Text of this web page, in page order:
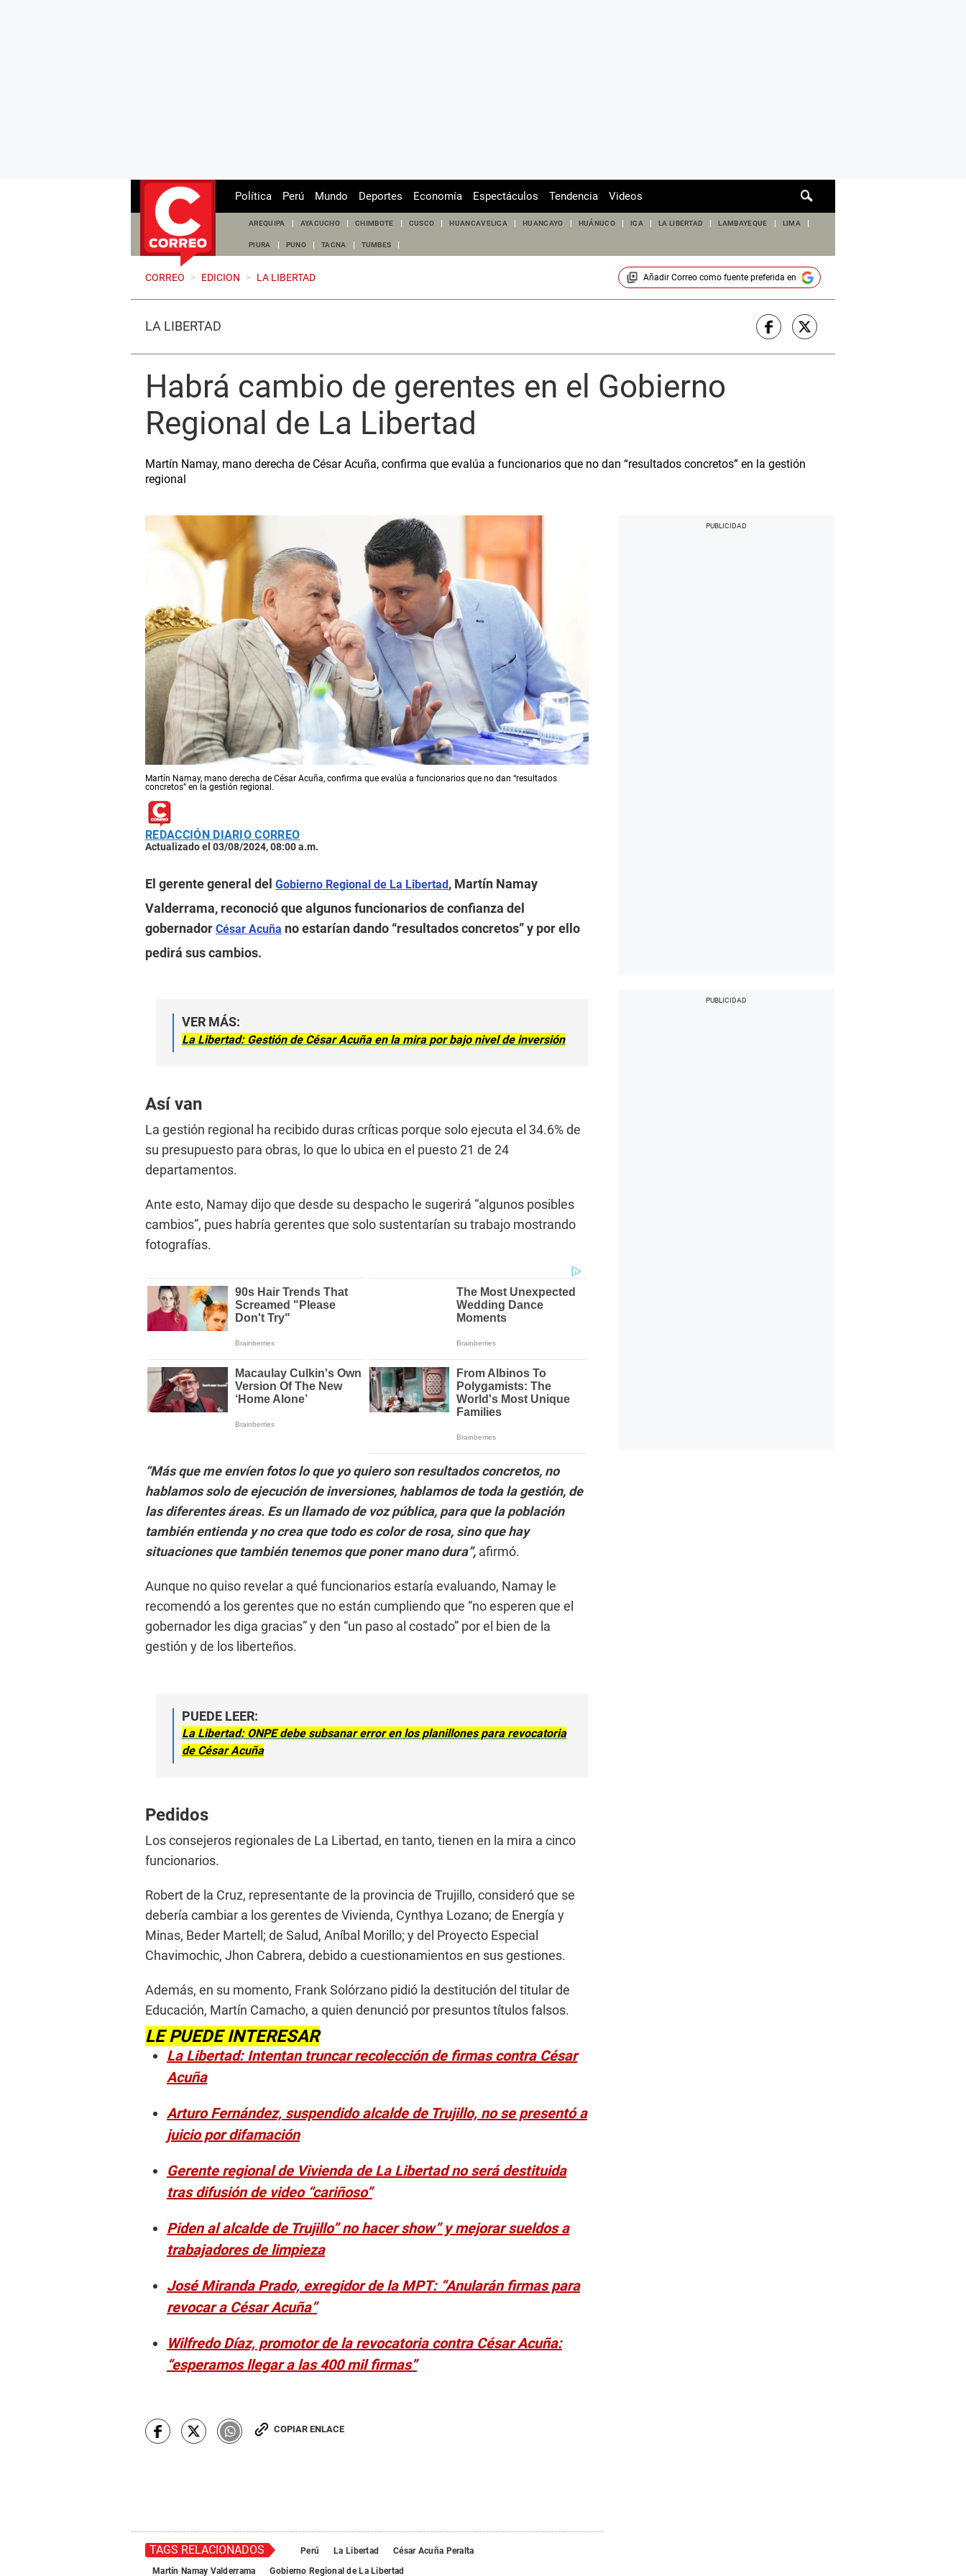
de
Política Perú Mundo Deportes Economía Espectáculos Tendencia Videos
AREQUIPA AYACUCHO CHIMBOTE CUSCO HUANCAVELICA HUANCAYO HUÁNUCO ICA LA LIBERTAD LAMBAYEQUE LIMA
PIURA PUNO TACNA TUMBES
CORREO > EDICION > LA LIBERTAD Añadir Correocomo fuente preferida en
LA LIBERTAD
Habrá cambio de gerentes en el Gobierno
Regional de La Libertad
Martín Namay, mano derecha de César Acuña, confirma que evalúa a funcionarios que no dan “resultados concretos” en la gestión
regional
Martín Namay, mano derecha de César Acuña, confirma que evalúa a funcionarios que no dan “resultados
concretos” en la gestión regional.
REDACCIÓN DIARIO CORREO
Actualizado el 03/08/2024, 08:00 a.m.
El gerente general del Gobierno Regional de La Libertad, Martín Namay
Valderrama, reconoció que algunos funcionarios de confianza del
gobernador César Acuña no estarían dando “resultados concretos” y por ello
pedirá sus cambios.
VER MÁS:
La Libertad: Gestión de César Acuña en la mira por bajo nivel de inversión
Así van
La gestión regional ha recibido duras críticas porque solo ejecuta el 34.6% de
su presupuesto para obras, lo que lo ubica en el puesto 21 de 24
departamentos.
Ante esto, Namay dijo que desde su despacho le sugerirá “algunos posibles
cambios”, pues habría gerentes que solo sustentarían su trabajo mostrando
fotografías.
“Más que me envíen fotos lo que yo quiero son resultados concretos, no
hablamos solo de ejecución de inversiones, hablamos de toda la gestión, de
las diferentes áreas. Es un llamado de voz pública, para que la población
también entienda y no crea que todo es color de rosa, sino que hay
situaciones que también tenemos que poner mano dura”, afirmó.
Aunque no quiso revelar a qué funcionarios estaría evaluando, Namay le
recomendó a los gerentes que no están cumpliendo que “no esperen que el
gobernador les diga gracias” y den “un paso al costado” por el bien de la
gestión y de los liberteños.
PUEDE LEER:
La Libertad: ONPE debe subsanar error en los planillones para revocatoria
de César Acuña
Pedidos
Los consejeros regionales de La Libertad, en tanto, tienen en la mira a cinco
funcionarios.
Robert de la Cruz, representante de la provincia de Trujillo, consideró que se
debería cambiar a los gerentes de Vivienda, Cynthya Lozano; de Energía y
Minas, Beder Martell; de Salud, Aníbal Morillo; y del Proyecto Especial
Chavimochic, Jhon Cabrera, debido a cuestionamientos en sus gestiones.
Además, en su momento, Frank Solórzano pidió la destitución del titular de
Educación, Martín Camacho, a quien denunció por presuntos títulos falsos.
LE PUEDE INTERESAR
La Libertad: Intentan truncar recolección de firmas contra César
Acuña
Arturo Fernández, suspendido alcalde de Trujillo, no se presentó a
juicio por difamación
Gerente regional de Vivienda de La Libertad no será destituida
tras difusión de video “cariñoso”
Piden al alcalde de Trujillo” no hacer show” y mejorar sueldos a
trabajadores de limpieza
José Miranda Prado, exregidor de la MPT: “Anularán firmas para
revocar a César Acuña”
Wilfredo Díaz, promotor de la revocatoria contra César Acuña:
“esperamos llegar a las 400 mil firmas”
COPIAR ENLACE
TAGS RELACIONADOS Perú La Libertad
César Acuña Peralta
Martín Namay Valderrama
Gobierno Regional de La Libertad